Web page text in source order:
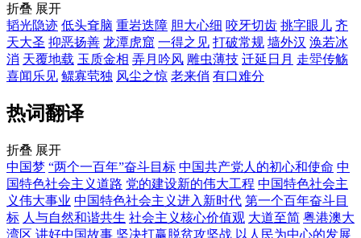
折叠 展开
韬光隐迹 低头耷脑 重岩迭障 胆大心细 咬牙切齿 挑字眼儿 齐
天大圣 抑恶扬善 龙潭虎窟 一得之见 打破常规 墙外汉 涣若冰
消 天覆地载 玉质金相 弄月吟风 雕虫薄技 迁延日月 走斝传觞
喜闻乐见 鳏寡茕独 风尘之惊 老来俏 有口难分
热词翻译
折叠 展开
中国梦 “两个一百年”奋斗目标 中国共产党人的初心和使命 中
国特色社会主义道路 党的建设新的伟大工程 中国特色社会主
义伟大事业 中国特色社会主义进入新时代 第一个百年奋斗目
标 人与自然和谐共生 社会主义核心价值观 大道至简 粤港澳大
湾区 讲好中国故事 坚决打赢脱贫攻坚战 以人民为中心的发展